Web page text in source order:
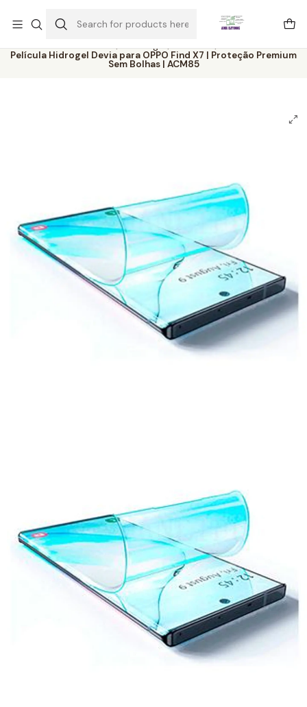
Home Catálogo
Películas
Película Hidrogel Devia para OPPO Find X7 | Proteção Premium
Sem Bolhas | ACM85